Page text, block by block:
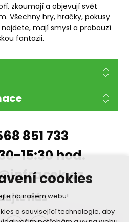
cookies
na našem webu!
a související technologie, aby
zkoumají a objevují svět
Všechny hry, hračky, pokusy
mají smysl a probouzí
fantazii.
851 733
15:30 hod.
nás